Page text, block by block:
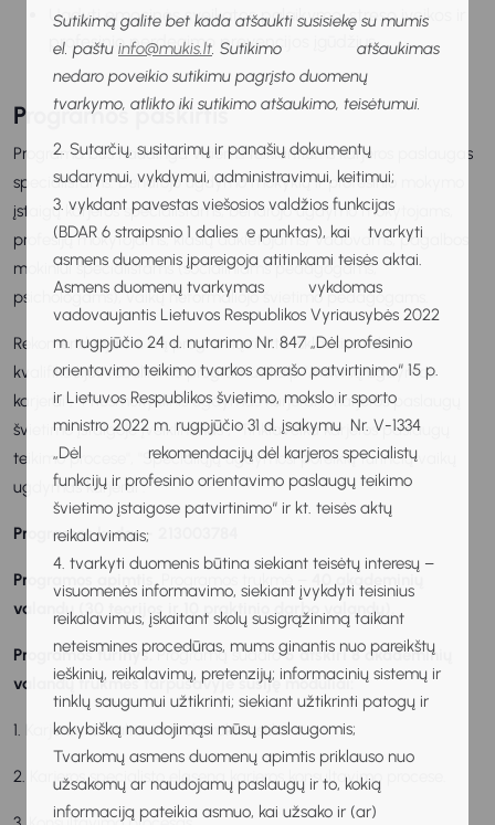
Sutikimą galite bet kada atšaukti susisiekę su mumis
el. paštu info@mukis.lt. Sutikimo atšaukimas
nedaro poveikio sutikimu pagrįsto duomenų
tvarkymo, atlikto iki sutikimo atšaukimo, teisėtumui.
2. Sutarčių, susitarimų ir panašių dokumentų
sudarymui, vykdymui, administravimui, keitimui;
3. vykdant pavestas viešosios valdžios funkcijas
(BDAR 6 straipsnio 1 dalies e punktas), kai tvarkyti
asmens duomenis įpareigoja atitinkami teisės aktai.
Asmens duomenų tvarkymas vykdomas
vadovaujantis Lietuvos Respublikos Vyriausybės 2022
m. rugpjūčio 24 d. nutarimo Nr. 847 „Dėl profesinio
orientavimo teikimo tvarkos aprašo patvirtinimo“ 15 p.
ir Lietuvos Respublikos švietimo, mokslo ir sporto
ministro 2022 m. rugpjūčio 31 d. įsakymu Nr. V-1334
„Dėl rekomendacijų dėl karjeros specialistų
funkcijų ir profesinio orientavimo paslaugų teikimo
švietimo įstaigose patvirtinimo“ ir kt. teisės aktų
reikalavimais;
4. tvarkyti duomenis būtina siekiant teisėtų interesų –
visuomenės informavimo, siekiant įvykdyti teisinius
reikalavimus, įskaitant skolų susigrąžinimą taikant
neteismines procedūras, mums ginantis nuo pareikštų
ieškinių, reikalavimų, pretenzijų; informacinių sistemų ir
tinklų saugumui užtikrinti; siekiant užtikrinti patogų ir
kokybišką naudojimąsi mūsų paslaugomis;
Tvarkomų asmens duomenų apimtis priklauso nuo
užsakomų ar naudojamų paslaugų ir to, kokią
informaciją pateikia asmuo, kai užsako ir (ar)
Ugdyti emocinės sveikatos palaikymo, streso įveikos ir
profesinio perdegimo prevencijos įgūdžius.
Programos paskirtis
Programa bus naudinga visiems teikiantiems karjeros paslaugas
specialistams: bendrojo ugdymo mokyklų ir profesinio mokymo
įstaigų karjeros specialistams, bendrojo ugdymo mokytojams,
profesijų mokytojams, klasių auklėtojams/ vadovams, pagalbos
mokiniui specialistams (socialiniams pedagogams,
psichologams), vaikų neformaliojo švietimo pedagogams.
Rekomenduojama šią programą rinktis išklausius tokias
kvalifikacijos tobulinimo programas kaip "Mokinių ugdymas
karjerai", "Priešmokyklinis ugdymas karjerai", "Karjeros paslaugų
švietimo įstaigoje įveiklinimas", "Tinklaveika karjeros paslaugų
teikimo procese", "Specialiųjų ugdymosi poreikių turinčių vaikų
ugdymas karjerai".
Programos kodas - 213003784
Programos apimtis.Programos trukmė –
40 akademinių
valandų (30 teorijos ir 10 praktinio darbo valandų).
Programos turinys.Programą sudaro5 atskiri 8 akademinių
valandų trukmės tarpusavyje susiję moduliai:
1. Karjeros konsultavimo charakteristika.
2. Karjeros specialisto elgsena karjeros konsultavimo procese.